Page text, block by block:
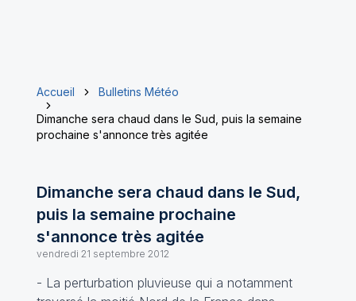
Accueil
Bulletins Météo
Dimanche sera chaud dans le Sud, puis la semaine
prochaine s'annonce très agitée
Dimanche sera chaud dans le Sud,
puis la semaine prochaine
s'annonce très agitée
vendredi 21 septembre 2012
- La perturbation pluvieuse qui a notamment